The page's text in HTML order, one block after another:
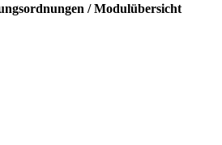
/ Modulübersicht